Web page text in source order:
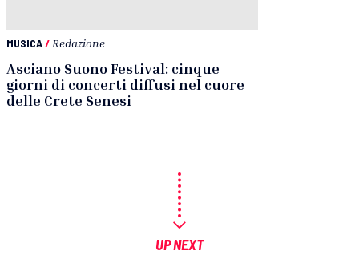
MUSICA/ Redazione
Asciano Suono Festival: cinque
giorni di concerti diffusi nel cuore
delle Crete Senesi
UP NEXT